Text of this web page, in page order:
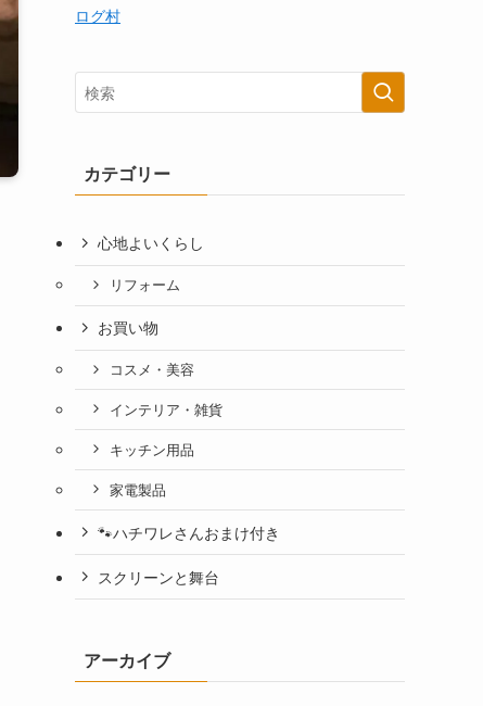
ログ村
カテゴリー
心地よいくらし
リフォーム
お買い物
コスメ・美容
インテリア・雑貨
キッチン用品
家電製品
🐾ハチワレさんおまけ付き
スクリーンと舞台
アーカイブ